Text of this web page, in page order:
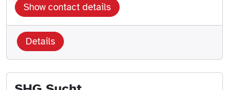
Show contact details
Details